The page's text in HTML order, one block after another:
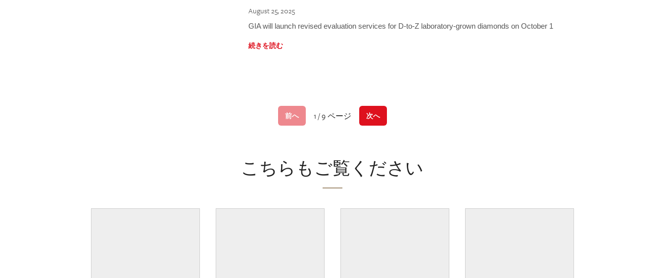
August 25, 2025
GIA will launch revised evaluation services for D-to-Z laboratory-grown diamonds on October 1
続きを読む
前へ 1 / 9 ページ 次へ
こちらもご覧ください